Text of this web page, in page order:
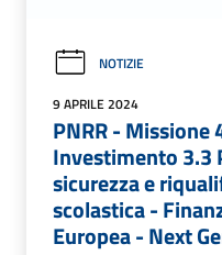
NOTIZIE
9 APRILE 2024
PNRR - Missione
Investimento 3.3
sicurezza e
scolastica -
Europea - Next